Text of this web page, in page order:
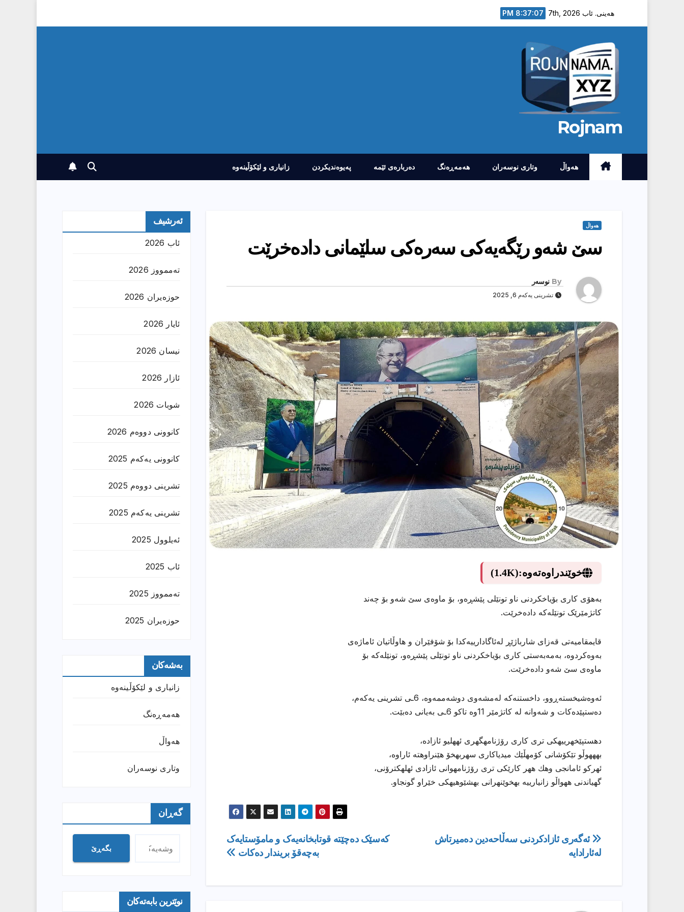
هەینی. ئاب 7th, 2026 8:37:08 PM
Rojnam
هەواڵ وتارى نوسەران هەمەڕەنگ دەربارەى ئێمە پەیوەندیکردن زانیارى و لێکۆڵینەوە
هەواڵ
سێ شەو رێگەیەکی سەرەکی سلێمانی دادەخرێت
By نوسەر
تشرینی یەکەم 6, 2025
خوێندراوەتەوە:(1.4K)
بەهۆی کاری بۆیاخکردنی ناو تونێلی پێشڕەو، بۆ ماوەی سێ شەو بۆ چەند
کاتژمێرێک تونێلەکە دادەخرێت.
قایمقامیەتی قەزای شارباژێڕ لەئاگادارییەکدا بۆ شۆفێران و هاوڵاتیان ئاماژەی
بەوەکردوە، بەمەبەستی کاری بۆیاخکردنی ناو تونێلی پێشڕەو، تونێلەکە بۆ
ماوەی سێ شەو دادەخرێت.
ئەوەشیخستەڕوو، داخستنەکە لەمشەوی دوشەممەوە، 6ـی تشرینی یەکەم،
دەستپێدەکات و شەوانە لە کاتژمێر 11وە تاکو 6ـی بەیانی دەبێت.
دهستپێخهرییهكی تری كاری رۆژنامهگهری ئههلیو ئازاده،
بهههوڵو تێكۆشانی كۆمهڵێك میدیاكاری سهربهخۆ هێنراوهته ئاراوه،
ئهركو ئامانجی وهك ههر كارێكی تری رۆژنامهوانی ئازادی ئهلهكترۆنی،
گهیاندنی ههواڵو زانیارییه بهخوێنهرانی بهشێوهیهكی خێراو گونجاو.
ڕێدۆزیی
بابەت
کەسێک دەچێتە قوتابخانەیەک و مامۆستایەک
بەچەقۆ بریندار دەکات
ئەگەری ئازادکردنی سەڵاحەدین دەمیرتاش
لەئارادایە
ئەرشیف
ئاب 2026
تەممووز 2026
حوزه‌یران 2026
ئایار 2026
نیسان 2026
ئازار 2026
شوبات 2026
کانوونی دووەم 2026
کانوونی یەکەم 2025
تشرینی دووەم 2025
تشرینی یەکەم 2025
ئەیلوول 2025
ئاب 2025
تەممووز 2025
حوزه‌یران 2025
بەشەکان
زانیارى و لێکۆڵینەوە
هەمەڕەنگ
هەواڵ
وتارى نوسەران
گەڕان
بگەڕێ
نوێترین بابەتەکان